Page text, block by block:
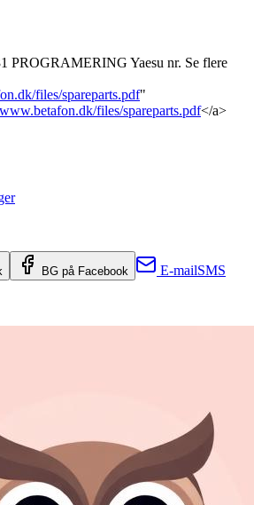
PROGRAMERING Yaesu nr. Se flere
files/spareparts.pdf"
files/spareparts.pdf</a>
BG på Facebook E-mailSMS